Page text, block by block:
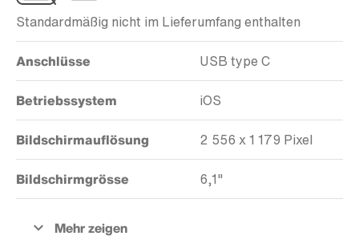
Standardmäßig nicht im Lieferumfang enthalten
Anschlüsse USB type C
Betriebssystem iOS
Bildschirmauflösung 2 556 x 1 179 Pixel
Bildschirmgrösse 6,1"